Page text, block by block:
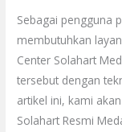
Sebagai pengguna
membutuhkan
Center Solahart
tersebut dengan
artikel ini, kami
Solahart Resmi
dan
Bergaransi